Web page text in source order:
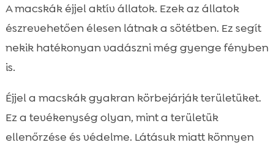
A macskák éjjel aktív állatok. Ezek az állatok
észrevehetően élesen látnak a sötétben. Ez segít
nekik hatékonyan vadászni még gyenge fényben
is.
Éjjel a macskák gyakran körbejárják területüket.
Ez a tevékenység olyan, mint a területük
ellenőrzése és védelme. Látásuk miatt könnyen